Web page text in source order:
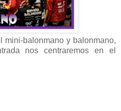
mini-balonmano y balonmano,
nos centraremos en el